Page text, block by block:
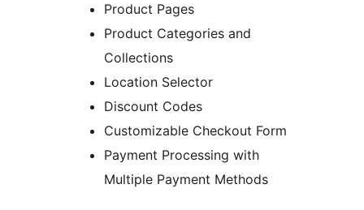
Product Pages
Product Categories and
Collections
Location Selector
Discount Codes
Customizable Checkout Form
Payment Processing with
Multiple Payment Methods